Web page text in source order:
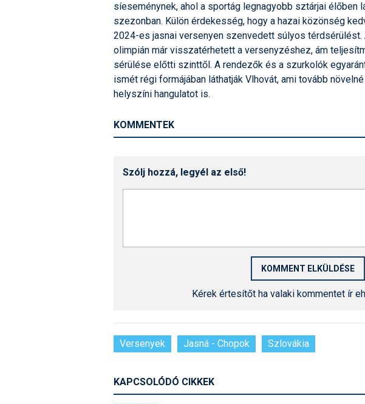
síeseménynek, ahol a sportág legnagyobb sztárjai élőben
szezonban. Külön érdekesség, hogy a hazai közönség
2024-es jasnai versenyen szenvedett súlyos
olimpián már visszatérhetett a versenyzéshez, ám
sérülése előtti szinttől. A rendezők és a szurkolók
ismét régi formájában láthatják Vlhovát, ami tovább
helyszíni hangulatot is.
KOMMENTEK
Szólj hozzá, legyél az első!
Kérek értesítőt ha valaki kommentet ír
Versenyek Jasná - Chopok Szlovákia
KAPCSOLÓDÓ CIKKEK